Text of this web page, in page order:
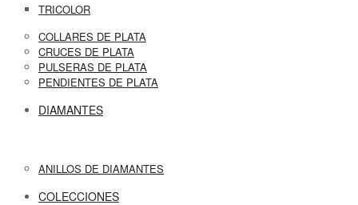
TRICOLOR
COLLARES DE PLATA
CRUCES DE PLATA
PULSERAS DE PLATA
PENDIENTES DE PLATA
DIAMANTES
ANILLOS DE DIAMANTES
COLECCIONES